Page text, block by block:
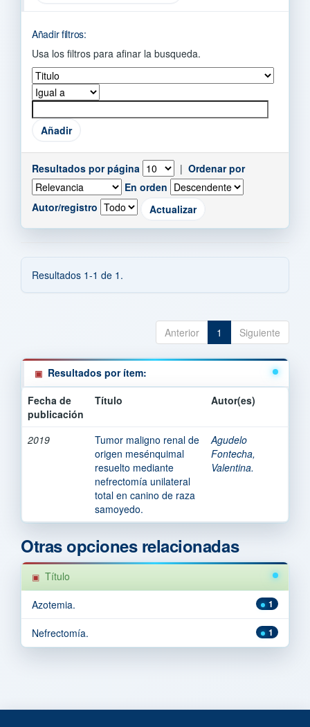
Añadir filtros:
Usa los filtros para afinar la busqueda.
Resultados por página | Ordenar por
En orden
Autor/registro
Resultados 1-1 de 1.
Anterior 1 Siguiente
Resultados por ítem:
Fecha de
publicación
Título Autor(es)
2019
Tumor maligno renal de
origen mesénquimal
resuelto mediante
nefrectomía unilateral
total en canino de raza
samoyedo.
Agudelo
Fontecha,
Valentina.
Otras opciones relacionadas
Título
1
Azotemia.
1
Nefrectomía.